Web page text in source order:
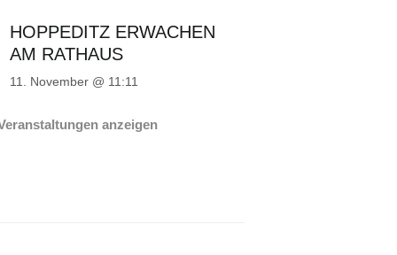
HOPPEDITZ ERWACHEN
AM RATHAUS
11. November @ 11:11
anzeigen